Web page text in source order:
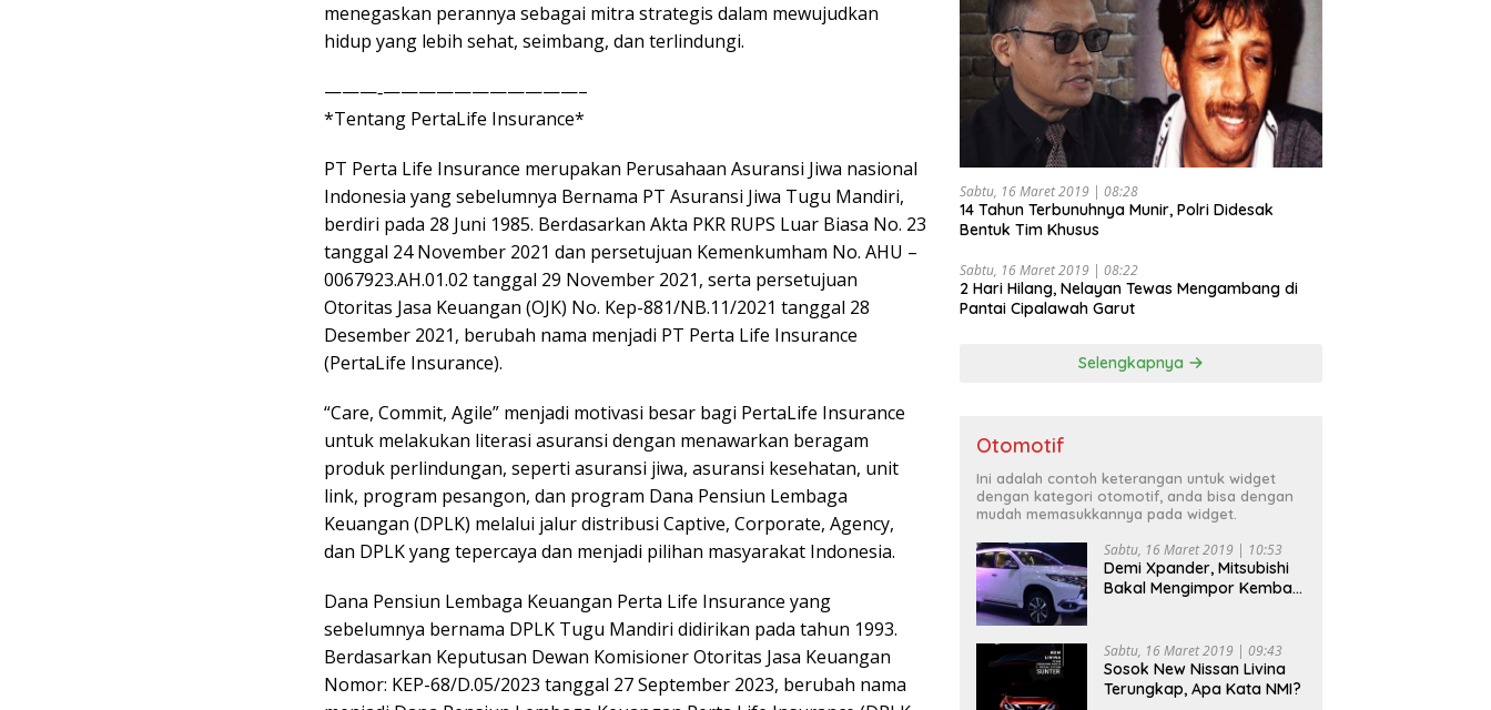
menegaskan perannya sebagai mitra strategis dalam mewujudkan
hidup yang lebih sehat, seimbang, dan terlindungi.
———‐———————————–
*Tentang PertaLife Insurance*
PT Perta Life Insurance merupakan Perusahaan Asuransi Jiwa nasional
Indonesia yang sebelumnya Bernama PT Asuransi Jiwa Tugu Mandiri,
berdiri pada 28 Juni 1985. Berdasarkan Akta PKR RUPS Luar Biasa No. 23
tanggal 24 November 2021 dan persetujuan Kemenkumham No. AHU –
0067923.AH.01.02 tanggal 29 November 2021, serta persetujuan
Otoritas Jasa Keuangan (OJK) No. Kep-881/NB.11/2021 tanggal 28
Desember 2021, berubah nama menjadi PT Perta Life Insurance
(PertaLife Insurance).
“Care, Commit, Agile” menjadi motivasi besar bagi PertaLife Insurance
untuk melakukan literasi asuransi dengan menawarkan beragam
produk perlindungan, seperti asuransi jiwa, asuransi kesehatan, unit
link, program pesangon, dan program Dana Pensiun Lembaga
Keuangan (DPLK) melalui jalur distribusi Captive, Corporate, Agency,
dan DPLK yang tepercaya dan menjadi pilihan masyarakat Indonesia.
Dana Pensiun Lembaga Keuangan Perta Life Insurance yang
sebelumnya bernama DPLK Tugu Mandiri didirikan pada tahun 1993.
Berdasarkan Keputusan Dewan Komisioner Otoritas Jasa Keuangan
Nomor: KEP-68/D.05/2023 tanggal 27 September 2023, berubah nama
Sabtu, 16 Maret 2019 | 08:28
14 Tahun Terbunuhnya Munir, Polri Didesak
Bentuk Tim Khusus
Sabtu, 16 Maret 2019 | 08:22
2 Hari Hilang, Nelayan Tewas Mengambang di
Pantai Cipalawah Garut
Selengkapnya
Otomotif
Ini adalah contoh keterangan untuk widget
dengan kategori otomotif, anda bisa dengan
mudah memasukkannya pada widget.
Sabtu, 16 Maret 2019 | 10:53
Demi Xpander, Mitsubishi
Bakal Mengimpor Kembali
Sabtu, 16 Maret 2019 | 09:43
Sosok New Nissan Livina
Terungkap, Apa Kata NMI?